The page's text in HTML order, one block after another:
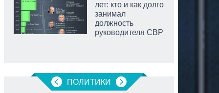
лет: кто и как долго
занимал
должность
руководителя СВР
ПОЛИТИКИ